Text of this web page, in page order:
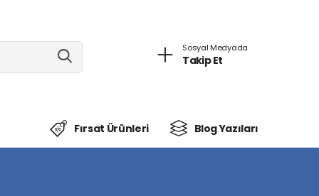
Sosyal Medyada
Takip Et
Fırsat Ürünleri Blog Yazıları